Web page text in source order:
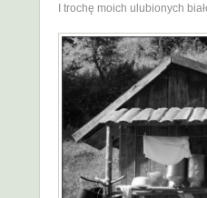
I trochę moich ulubionych